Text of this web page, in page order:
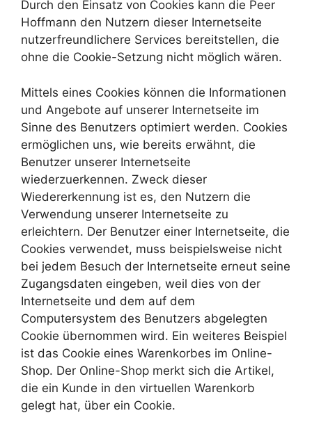
Durch den Einsatz von Cookies kann die Peer
Hoffmann den Nutzern dieser Internetseite
nutzerfreundlichere Services bereitstellen, die
ohne die Cookie-Setzung nicht möglich wären.
Mittels eines Cookies können die Informationen
und Angebote auf unserer Internetseite im
Sinne des Benutzers optimiert werden. Cookies
ermöglichen uns, wie bereits erwähnt, die
Benutzer unserer Internetseite
wiederzuerkennen. Zweck dieser
Wiedererkennung ist es, den Nutzern die
Verwendung unserer Internetseite zu
erleichtern. Der Benutzer einer Internetseite, die
Cookies verwendet, muss beispielsweise nicht
bei jedem Besuch der Internetseite erneut seine
Zugangsdaten eingeben, weil dies von der
Internetseite und dem auf dem
Computersystem des Benutzers abgelegten
Cookie übernommen wird. Ein weiteres Beispiel
ist das Cookie eines Warenkorbes im Online-
Shop. Der Online-Shop merkt sich die Artikel,
die ein Kunde in den virtuellen Warenkorb
gelegt hat, über ein Cookie.